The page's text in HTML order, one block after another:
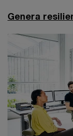
Genera